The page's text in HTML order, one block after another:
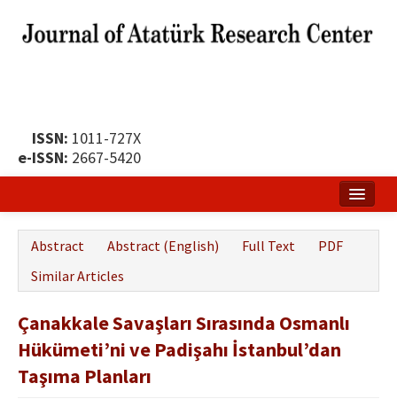
ISSN: 1011-727X
e-ISSN: 2667-5420
Publication Policy
Boards of the Journal
Publication Principles
Abstract Abstract (English) Full Text
PDF
Similar Articles
Çanakkale Savaşları Sırasında Osmanlı
Hükümeti’ni ve Padişahı İstanbul’dan
Taşıma Planları